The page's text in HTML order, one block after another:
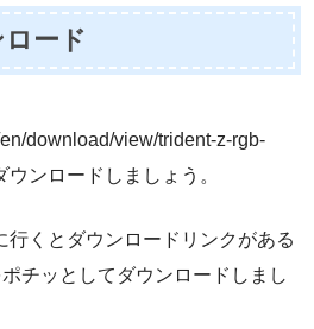
ード
download/view/trident-z-rgb-
ンロードしましょう。
行くとダウンロードリンクがある
チッとしてダウンロードしまし